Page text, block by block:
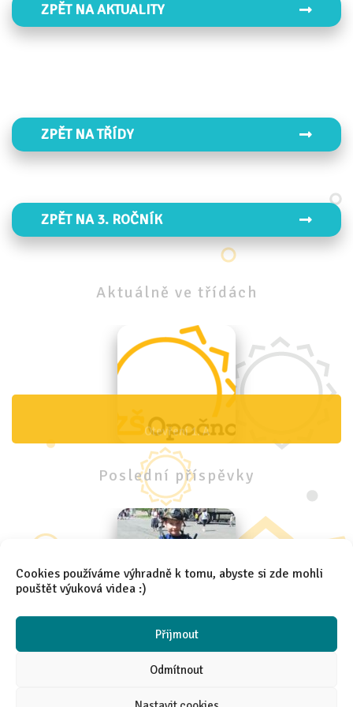
Cookies používáme výhradně k tomu, abyste si zde mohli
pouštět výuková videa :)
Přijmout
Odmítnout
ZPĚT NA AKTUALITY
ZPĚT NA TŘÍDY
ZPĚT NA 3. ROČNÍK
Aktuálně ve třídách
Otevření 1. A
Poslední příspěvky